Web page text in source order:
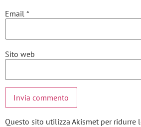
Email *
Sito web
Questo sito utilizza Akismet per ridurre